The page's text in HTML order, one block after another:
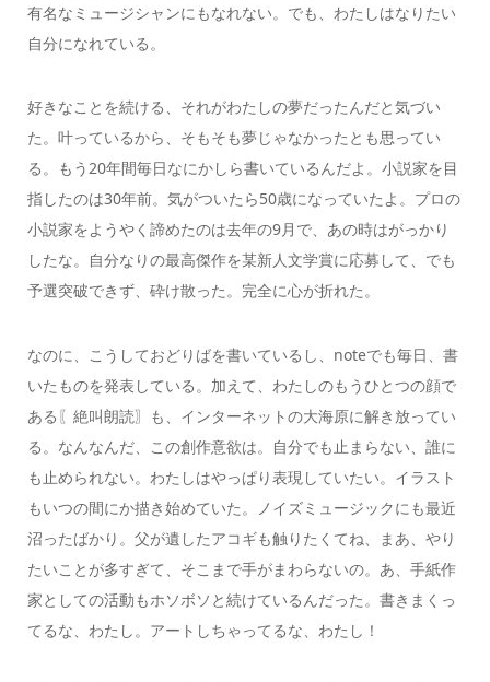
有名なミュージシャンにもなれない。でも、わたしはなりたい
自分になれている。
好きなことを続ける、それがわたしの夢だったんだと気づい
た。叶っているから、そもそも夢じゃなかったとも思ってい
る。もう20年間毎日なにかしら書いているんだよ。小説家を目
指したのは30年前。気がついたら50歳になっていたよ。プロの
小説家をようやく諦めたのは去年の9月で、あの時はがっかり
したな。自分なりの最高傑作を某新人文学賞に応募して、でも
予選突破できず、砕け散った。完全に心が折れた。
なのに、こうしておどりばを書いているし、noteでも毎日、書
いたものを発表している。加えて、わたしのもうひとつの顔で
ある〖絶叫朗読〗も、インターネットの大海原に解き放ってい
る。なんなんだ、この創作意欲は。自分でも止まらない、誰に
も止められない。わたしはやっぱり表現していたい。イラスト
もいつの間にか描き始めていた。ノイズミュージックにも最近
沼ったばかり。父が遺したアコギも触りたくてね、まあ、やり
たいことが多すぎて、そこまで手がまわらないの。あ、手紙作
家としての活動もホソボソと続けているんだった。書きまくっ
てるな、わたし。アートしちゃってるな、わたし！